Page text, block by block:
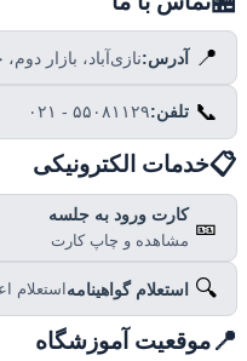
📍 آدرس:نازی‌آباد، بازار دوم،
📞 تلفن:۰۲۱ - ۵۵۰۸۱۱۲۹
خدمات الکترونیکی
🎫 کارت ورود به جلسه
مشاهده و چاپ کارت
🔍 استعلام گواهینامهاستعلام
موقعیت آموزشگاه